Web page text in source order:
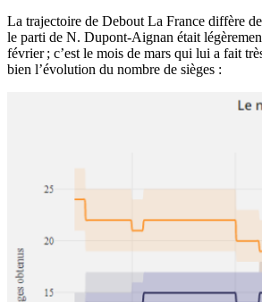
La trajectoire de Debout La France diffère
le parti de N. Dupont-Aignan était
février ; c’est le mois de mars qui lui a fait
bien l’évolution du nombre de sièges :